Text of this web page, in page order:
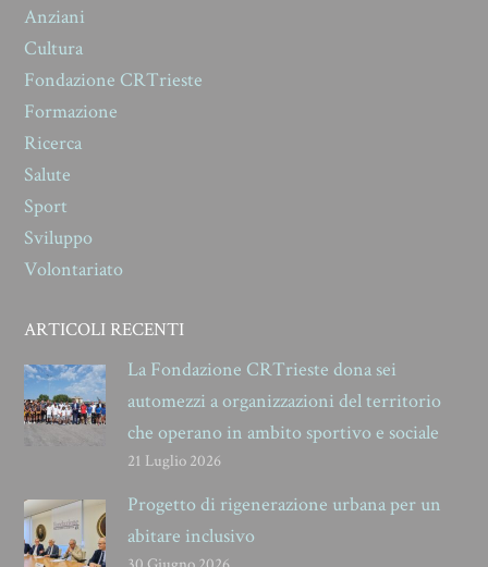
Anziani
Cultura
Fondazione CRTrieste
Formazione
Ricerca
Salute
Sport
Sviluppo
Volontariato
ARTICOLI RECENTI
La Fondazione CRTrieste dona sei
automezzi a organizzazioni del territorio
che operano in ambito sportivo e sociale
21 Luglio 2026
Progetto di rigenerazione urbana per un
abitare inclusivo